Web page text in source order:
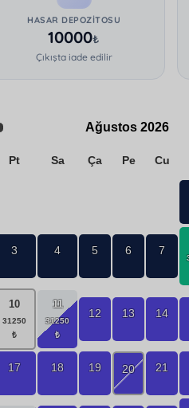
HASAR DEPOZITOSU
10000₺
Çıkışta iade edilir
Ağustos 2026
Pt Sa Ça Pe Cu
3 4 5 6 7
10 11
12 13 14
17 18 19 20 21